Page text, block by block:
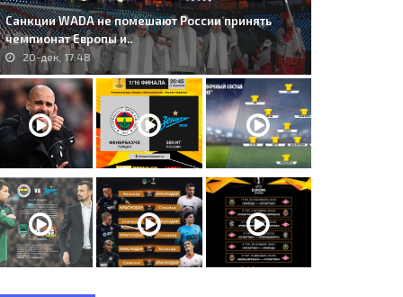
Санкции WADA не помешают России принять
чемпионат Европы и..
20-дек, 17:48